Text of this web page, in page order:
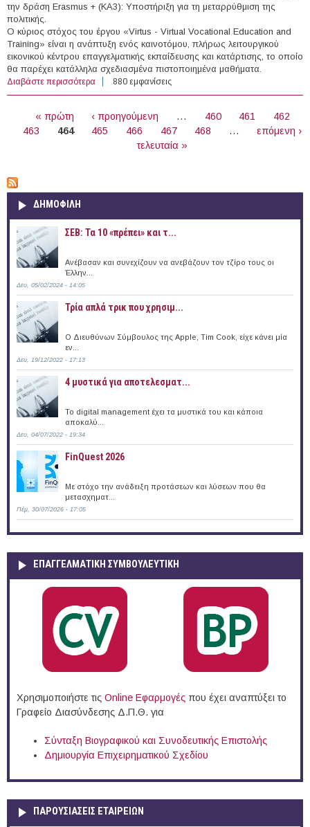
την δράση Erasmus + (ΚΑ3): Υποστήριξη για τη μεταρρύθμιση της
πολιτικής.
Ο κύριος στόχος του έργου «Virtus - Virtual Vocational Education and
Training» είναι η ανάπτυξη ενός καινοτόμου, πλήρως λειτουργικού
εικονικού κέντρου επαγγελματικής εκπαίδευσης και κατάρτισης, το οποίο
θα παρέχει κατάλληλα σχεδιασμένα πιστοποιημένα μαθήματα.
Διαβάστε περισσότερα για Δωρεάν Μαθήματα στον Τουρισμό και στην
Κοινωνική Επιχειρηματικότητα - VIRTUS στο Ηράκλειο
880 εμφανίσεις
« πρώτη ‹ προηγούμενη … 460 461
462
463
464 465 466 467 468 …
επόμενη ›
τελευταία »
ΔΗΜΟΦΙΛΗ
ΣΕΒ: Τα 10 «πρέπει» και τ...
Ανέβασαν και συνεχίζουν να ανεβάζουν τον τζίρο τους οι
Έλλην...
Δευ, 05/02/2024 - 14:05
Τρία απλά τρικ που χρησιμ...
Ο Διευθύνων Σύμβουλος της Apple, Tim Cook, είχε κάνει μία
εν...
Δευ, 19/12/2022 - 17:13
4 μυστικά για αποτελεσματ...
Το digital management έχει τα μυστικά του και κάποια
αποκαλύ...
Δευ, 04/07/2022 - 19:34
FinQuest 2026
Με στόχο την ανάδειξη προτάσεων και λύσεων που θα
μετασχηματ...
Πέμ, 30/07/2026 - 17:05
ΕΠΑΓΓΕΛΜΑΤΙΚΉ ΣΥΜΒΟΥΛΕΥΤΙΚΉ
Χρησιμοποιήστε τις Online Eφαρμογές που έχει αναπτύξει το
Γραφείο Διασύνδεσης Δ.Π.Θ. για
Σύνταξη Βιογραφικού και Συνοδευτικής Επιστολής
Δημιουργία Επιχειρηματικού Σχεδίου
ΠΑΡΟΥΣΙΆΣΕΙΣ ΕΤΑΙΡΕΙΏΝ